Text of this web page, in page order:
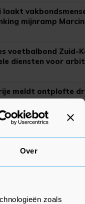
Over
zoals
laakt
mijnramp
voetbalbond Zuid-
diensten voor
meldt ontplofte
van gaspijplijn